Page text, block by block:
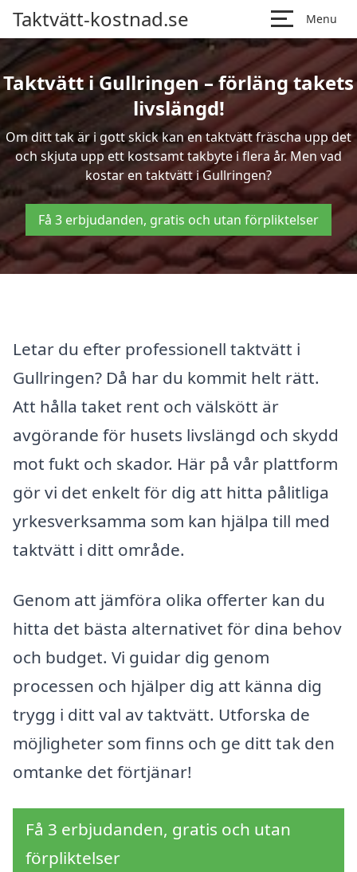
Taktvätt-kostnad.se Menu
Taktvätt i Gullringen – förläng takets
livslängd!
Om ditt tak är i gott skick kan en taktvätt fräscha upp det
och skjuta upp ett kostsamt takbyte i flera år. Men vad
kostar en taktvätt i Gullringen?
Få 3 erbjudanden, gratis och utan förpliktelser
Letar du efter professionell taktvätt i
Gullringen? Då har du kommit helt rätt.
Att hålla taket rent och välskött är
avgörande för husets livslängd och skydd
mot fukt och skador. Här på vår plattform
gör vi det enkelt för dig att hitta pålitliga
yrkesverksamma som kan hjälpa till med
taktvätt i ditt område.
Genom att jämföra olika offerter kan du
hitta det bästa alternativet för dina behov
och budget. Vi guidar dig genom
processen och hjälper dig att känna dig
trygg i ditt val av taktvätt. Utforska de
möjligheter som finns och ge ditt tak den
omtanke det förtjänar!
Få 3 erbjudanden, gratis och utan
förpliktelser